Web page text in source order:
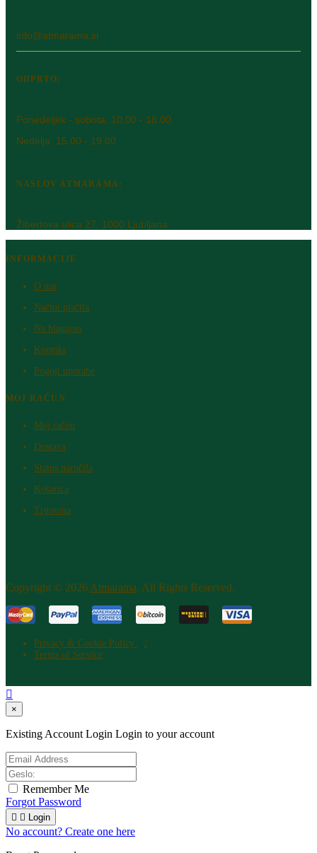
info@atmarama.si
ODPRTO:
Ponedeljek - sobota: 10.00 - 18.00
Nedelja: 15.00 - 19.00
NASLOV ATMARAMA:
Žibertova ulica 27, 1000 Ljubljana
INFORMACIJE
O nas
Načini plačila
Na blagajno
Kontakt
Pogoji uporabe
MOJ RAČUN
Moj račun
Dostava
Status naročila
Košarica
Trgovina
Copyright © 2026 Atm​arama. All Rights Reserved.
Privacy & Cookie Policy
Terms of Service

×
Existing Account Login Login to your account
Remember Me
Forgot Password
  Login
No account? Create one here